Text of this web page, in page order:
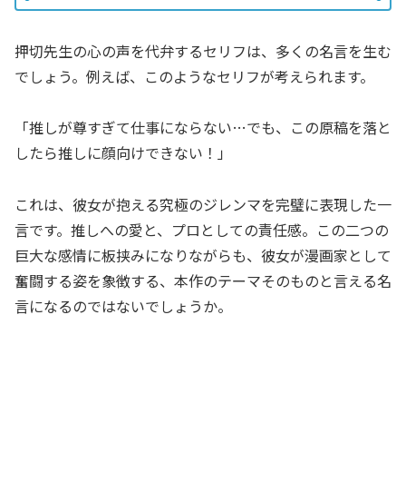
押切先生の心の声を代弁するセリフは、多くの名言を生む
でしょう。例えば、このようなセリフが考えられます。
「推しが尊すぎて仕事にならない…でも、この原稿を落と
したら推しに顔向けできない！」
これは、彼女が抱える究極のジレンマを完璧に表現した一
言です。推しへの愛と、プロとしての責任感。この二つの
巨大な感情に板挟みになりながらも、彼女が漫画家として
奮闘する姿を象徴する、本作のテーマそのものと言える名
言になるのではないでしょうか。